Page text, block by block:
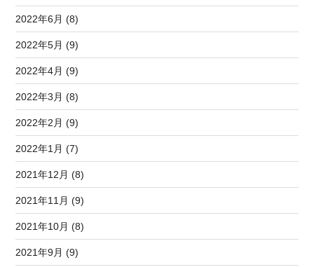
2022年6月 (8)
2022年5月 (9)
2022年4月 (9)
2022年3月 (8)
2022年2月 (9)
2022年1月 (7)
2021年12月 (8)
2021年11月 (9)
2021年10月 (8)
2021年9月 (9)